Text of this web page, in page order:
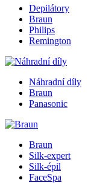
Depilátory
Braun
Philips
Remington
Náhradní díly
Braun
Panasonic
Braun
Silk-expert
Silk-épil
FaceSpa